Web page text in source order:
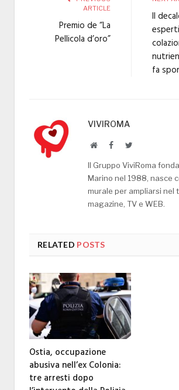
ARTICLE
Premio de “La
Pellicola d’oro”
Il
fa
VIVIROMA
WebsiteFacebookTwitter
Il Gruppo ViviRoma
Marino nel 1988, nasce
murale per ampliarsi nel
magazine, TV e WEB.
RELATED POSTS
Ostia, occupazione
abusiva nell’ex Colonia:
tre arresti dopo